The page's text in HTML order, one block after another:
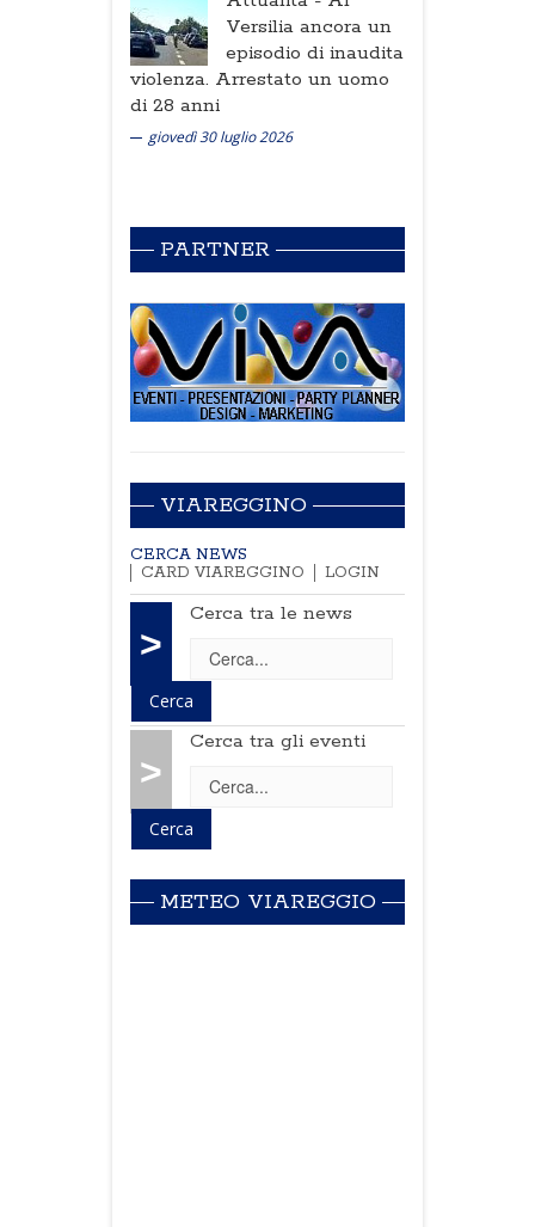
Versilia ancora un
episodio di inaudita
violenza. Arrestato un uomo
di 28 anni
giovedì 30 luglio 2026
PARTNER
VIAREGGINO
CERCA NEWS
CARD VIAREGGINO
LOGIN
>
Cerca tra le news
>
Cerca tra gli eventi
METEO VIAREGGIO